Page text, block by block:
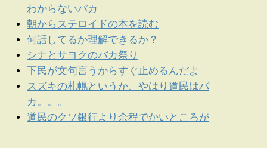
わからないバカ
朝からステロイドの本を読む
何話してるか理解できるか？
シナとサヨクのバカ祭り
下民が文句言うからすぐ止めるんだよ
スズキの札幌というか、やはり道民はバ
カ。。。
道民のクソ銀行より余程でかいところが